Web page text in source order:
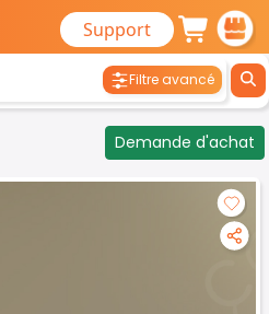
Support
Filtre avancé
Demande d'achat